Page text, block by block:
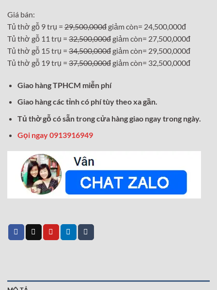
Giá bán:
Tủ thờ gỗ 9 trụ = 29,500,000đ giảm còn= 24,500,000đ
Tủ thờ gỗ 11 trụ = 32,500,000đ giảm còn= 27,500,000đ
Tủ thờ gỗ 15 trụ = 34,500,000đ giảm còn= 29,500,000đ
Tủ thờ gỗ 19 trụ = 37,500,000đ giảm còn= 32,500,000đ
Giao hàng TPHCM miễn phí
Giao hàng các tỉnh có phí tùy theo xa gần.
Tủ thờ gỗ có sẵn trong cửa hàng giao ngay trong ngày.
Gọi ngay 0913916949